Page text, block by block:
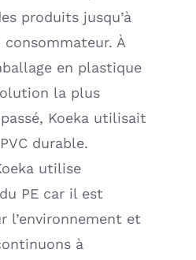
produits jusqu’à
À
en plastique
la plus
Koeka utilisait
durable.
utilise
PE car il est
l’environnement et
à